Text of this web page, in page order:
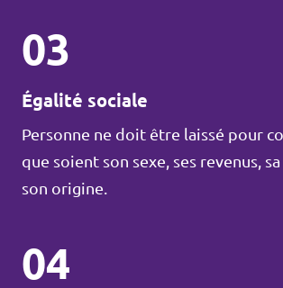
03
Égalité sociale
Personne ne doit être laissé pour
que soient son sexe, ses revenus,
son origine.
04